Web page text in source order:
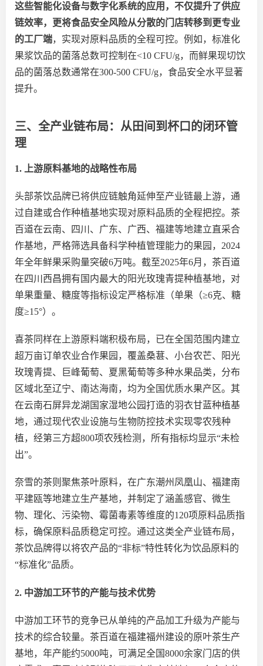
这些智能化设备与数字化系统的应用，不仅提升了供应
链效率，更将食品安全风险从分散的门店转移到 更专业
的工厂端，实现对原料品质的全程可控。例如，标准化
果浆饮品的菌落总数可控制在<10 CFU/g，而鲜果现切饮
品的菌落总数通常在300-500 CFU/g，食品安全水平显著
提升。
三、全产业链布局：从田间到杯口的闭环管
理
1. 上游原料基地的战略性布局
头部茶饮品牌已将供应链触角延伸至产业链最上游，通
过自建或合作种植基地实现对原料品质的全程把控。茶
百道在云南、四川、广东、广西、福建等地建立直采合
作基地，严格筛选具备科学种植管理能力的果园， 2024
年全年鲜果采购量突破6万吨。截至2025年6月，茶百道
在四川西昌拥有国内最大的阳光玫瑰青提种植基地，对
单果重量、糖度等指标设定严格标准（单果 （≥6克、糖
度≥15°）。
喜茶同样在上游原料端积极布局，已在全国范围内建立
超万亩订单农业合作果园，覆盖桑葚、小台农芒、阳光
玫瑰青提、巨峰葡萄、夏黑葡萄等多种水果品类，分布
区域北至辽宁、南达海南，均为全国优质水果产区。其
在云南石屏异龙湖国家湿地公园打造的羽衣甘蓝种植基
地，通过现代农业设施与生物防控技术实现零农残种
植，经第三方超800项农残检测，所有指标均显示“未检
出”。
奈雪的茶则聚焦茶叶原料，在广东潮州凤凰山、福建南
平建瓯等地建立生产基地，并制定了涵盖感官、微生
物、理化、污染物、霉菌毒素等维度的120项原料品质指
标，确保原料品质稳定可控。通过这类全产业链布局，
茶饮品牌得以将农产品的“非标”特性转化为饮品原料的
“标准化”品质。
2. 中游加工环节的产能与技术优势
中游加工环节的竞争已从单纯的产品加工升级为产能与
技术的综合较量。茶百道在福建福州建设的原叶茶生产
基地，年产能约5000吨，可满足全国8000余家门店的供